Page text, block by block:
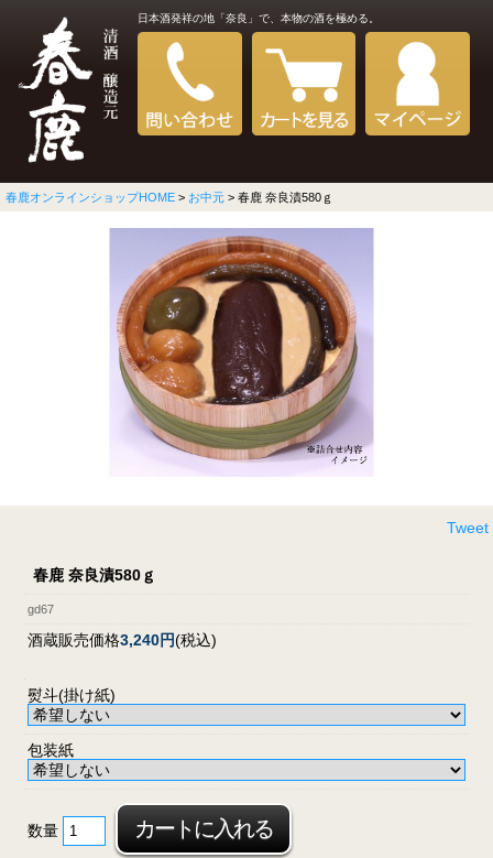
日本酒発祥の地「奈良」で、本物の酒を極める。
春鹿オンラインショップHOME > お中元 > 春鹿 奈良漬580ｇ
Tweet
春鹿 奈良漬580ｇ
gd67
酒蔵販売価格3,240円(税込)
熨斗(掛け紙)
包装紙
数量